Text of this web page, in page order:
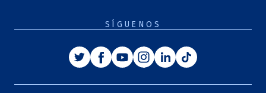
SÍGUENOS
TwitterFacebook
YoutubeInstagram
LinkedinTiktok